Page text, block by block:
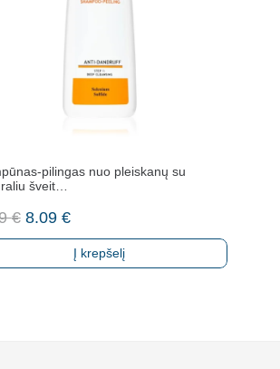
pilingas nuo pleiskanų su
šveit…
€ Original
price
8.09 €Current
price
is:
Į krepšelį